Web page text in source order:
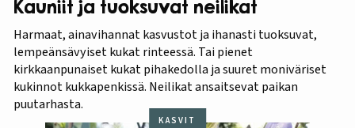
Kauniit ja tuoksuvat neilikat
Harmaat, ainavihannat kasvustot ja ihanasti tuoksuvat,
lempeänsävyiset kukat rinteessä. Tai pienet
kirkkaanpunaiset kukat pihakedolla ja suuret moniväriset
kukinnot kukkapenkissä. Neilikat ansaitsevat paikan
puutarhasta.
KASVIT